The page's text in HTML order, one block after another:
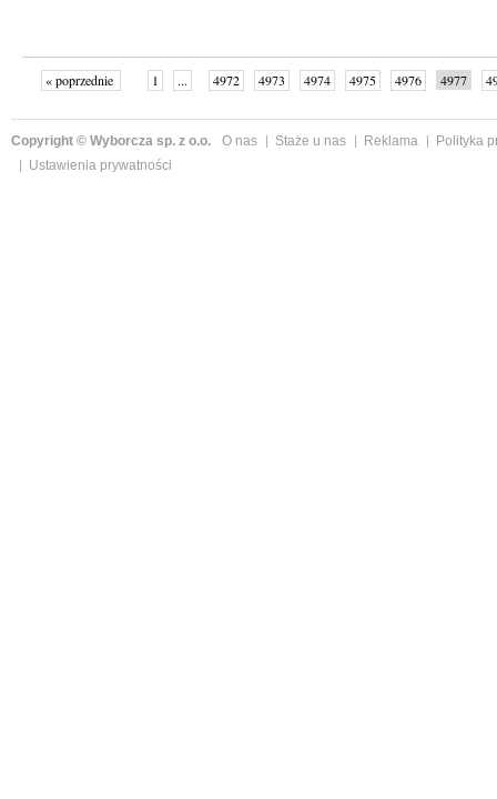
« poprzednie 1 ... 4972 4973 4974 4975 4976 4977
Copyright © Wyborcza sp. z o.o. O nas Staże u nas Reklama
Polityka
Ustawienia prywatności